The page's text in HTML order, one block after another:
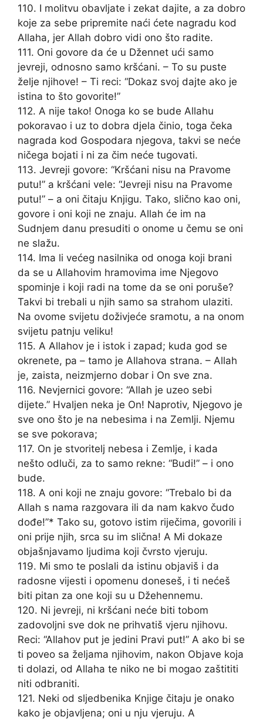
110. I molitvu obavljate i zekat dajite, a za dobro
koje za sebe pripremite naći ćete nagradu kod
Allaha, jer Allah dobro vidi ono što radite.
111. Oni govore da će u Džennet ući samo
jevreji, odnosno samo kršćani. – To su puste
želje njihove! – Ti reci: “Dokaz svoj dajte ako je
istina to što govorite!”
112. A nije tako! Onoga ko se bude Allahu
pokoravao i uz to dobra djela činio, toga čeka
nagrada kod Gospodara njegova, takvi se neće
ničega bojati i ni za čim neće tugovati.
113. Jevreji govore: “Kršćani nisu na Pravome
putu!” a kršćani vele: “Jevreji nisu na Pravome
putu!” – a oni čitaju Knjigu. Tako, slično kao oni,
govore i oni koji ne znaju. Allah će im na
Sudnjem danu presuditi o onome u čemu se oni
ne slažu.
114. Ima li većeg nasilnika od onoga koji brani
da se u Allahovim hramovima ime Njegovo
spominje i koji radi na tome da se oni poruše?
Takvi bi trebali u njih samo sa strahom ulaziti.
Na ovome svijetu doživjeće sramotu, a na onom
svijetu patnju veliku!
115. A Allahov je i istok i zapad; kuda god se
okrenete, pa – tamo je Allahova strana. – Allah
je, zaista, neizmjerno dobar i On sve zna.
116. Nevjernici govore: “Allah je uzeo sebi
dijete.” Hvaljen neka je On! Naprotiv, Njegovo je
sve ono što je na nebesima i na Zemlji. Njemu
se sve pokorava;
117. On je stvoritelj nebesa i Zemlje, i kada
nešto odluči, za to samo rekne: “Budi!” – i ono
bude.
118. A oni koji ne znaju govore: “Trebalo bi da
Allah s nama razgovara ili da nam kakvo čudo
dođe!”* Tako su, gotovo istim riječima, govorili i
oni prije njih, srca su im slična! A Mi dokaze
objašnjavamo ljudima koji čvrsto vjeruju.
119. Mi smo te poslali da istinu objaviš i da
radosne vijesti i opomenu doneseš, i ti nećeš
biti pitan za one koji su u Džehennemu.
120. Ni jevreji, ni kršćani neće biti tobom
zadovoljni sve dok ne prihvatiš vjeru njihovu.
Reci: “Allahov put je jedini Pravi put!” A ako bi se
ti poveo sa željama njihovim, nakon Objave koja
ti dolazi, od Allaha te niko ne bi mogao zaštititi
niti odbraniti.
121. Neki od sljedbenika Knjige čitaju je onako
kako je objavljena; oni u nju vjeruju. A